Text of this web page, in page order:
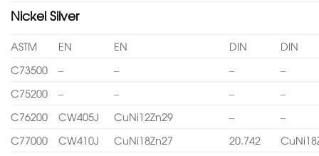
Nickel Silver
ASTM EN EN DIN
DIN
C73500
– – –
–
C75200
– – –
–
C76200
CW405J CuNi12Zn29 –
–
C77000
CW410J CuNi18Zn27 20.742